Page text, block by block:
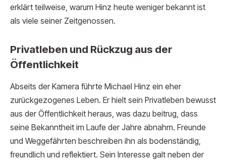
erklärt teilweise, warum Hinz heute weniger bekannt ist
als viele seiner Zeitgenossen.
Privatleben und Rückzug aus der
Öffentlichkeit
Abseits der Kamera führte Michael Hinz ein eher
zurückgezogenes Leben. Er hielt sein Privatleben bewusst
aus der Öffentlichkeit heraus, was dazu beitrug, dass
seine Bekanntheit im Laufe der Jahre abnahm. Freunde
und Weggefährten beschreiben ihn als bodenständig,
freundlich und reflektiert. Sein Interesse galt neben der